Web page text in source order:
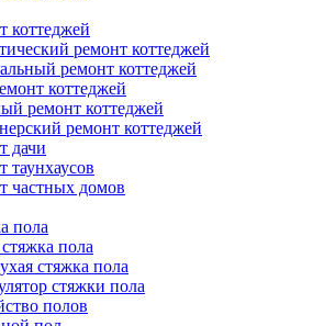
коттеджей
ремонт коттеджей
ремонт коттеджей
коттеджей
ремонт коттеджей
ремонт коттеджей
дачи
таунхаусов
частных домов
пола
пола
стяжка пола
стяжки пола
полов